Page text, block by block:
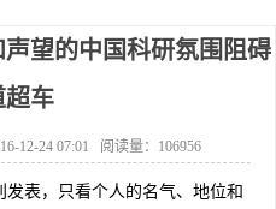
望的中国科研氛围阻碍
超车
12-24 07:01 阅读量： 106956
表，只看个人的名气、地位和